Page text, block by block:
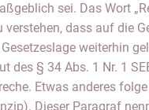
sei. Das Wort
verstehen, dass auf die
weiterhin
des § 34 Abs. 1 Nr. 1
Etwas anderes
Dieser Paragraf
führe dies somit, zu
der erworbenen
Rechtssicherheit die
eingeleiteten
des Verfahrens der
rechtmäßig bleibe.